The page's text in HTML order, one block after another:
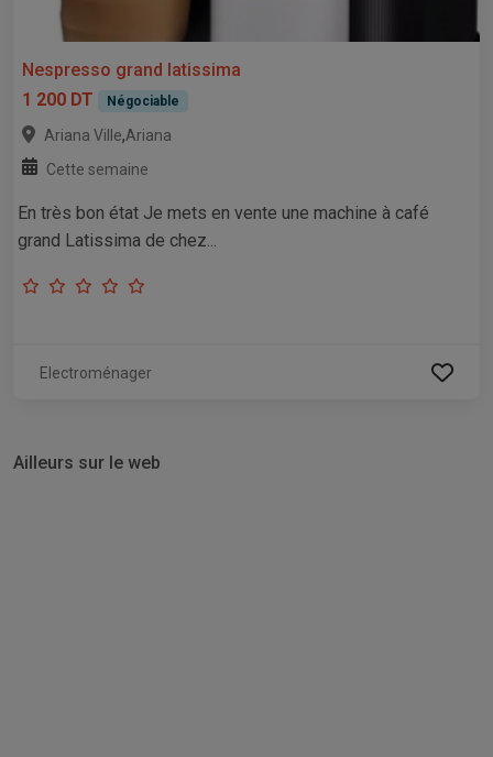
Nespresso grand latissima
1 200 DT
Négociable
Ariana Ville,Ariana
Cette semaine
En très bon état Je mets en vente une machine à café
grand Latissima de chez...
Electroménager
Ailleurs sur le web